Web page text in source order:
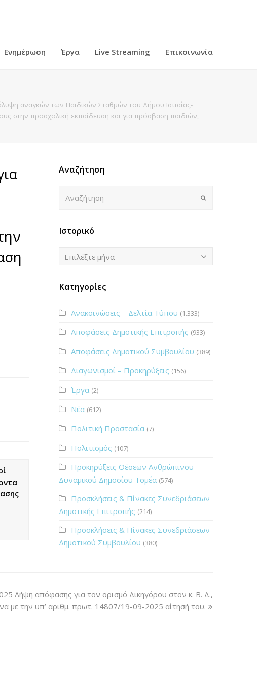
Ενημέρωση Έργα Live Streaming Επικοινωνία
αναγκών των Παιδικών Σταθμών του Δήμου Ιστιαίας-
στην προσχολική εκπαίδευση και για πρόσβαση παιδιών,
Αναζήτηση
Ιστορικό
Ιστορικό
Επιλέξτε μήνα
Κατηγορίες
Ανακοινώσεις – Δελτία Τύπου (1.333)
Αποφάσεις Δημοτικής Επιτροπής (933)
Αποφάσεις Δημοτικού Συμβουλίου (389)
Διαγωνισμοί – Προκηρύξεις (156)
Έργα (2)
Νέα (612)
Πολιτική Προστασία (7)
Πολιτισμός (107)
Προκηρύξεις Θέσεων Ανθρώπινου
Δυναμικού Δημοσίου Τομέα (574)
Προσκλήσεις & Πίνακες Συνεδριάσεων
Δημοτικής Επιτροπής (214)
Προσκλήσεις & Πίνακες Συνεδριάσεων
Δημοτικού Συμβουλίου (380)
Λήψη απόφασης για τον ορισμό Δικηγόρου στον κ. Β. Δ.,
με την υπ’ αριθμ. πρωτ. 14807/19-09-2025 αίτησή του.